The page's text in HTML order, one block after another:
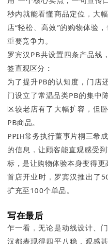
秒内就能看懂商品定位，大
店“轻松、高效”的购物体验
重要竞争力。
罗宾汉PB共设置四条产品线
签直观区分：
为了提升PB的认知度，门店
门设立了常温品类PB的集中
区较老店有了大幅扩容，但
PB商品。
PPIH常务执行董事片桐三希
的信息，让顾客能直观感受
标，是让购物体验本身变得更
首店开业时，罗宾汉推出了
扩充至100个单品。
写在最后
乍一看，无论是动线设计、
汉都表现得四平八稳，观感